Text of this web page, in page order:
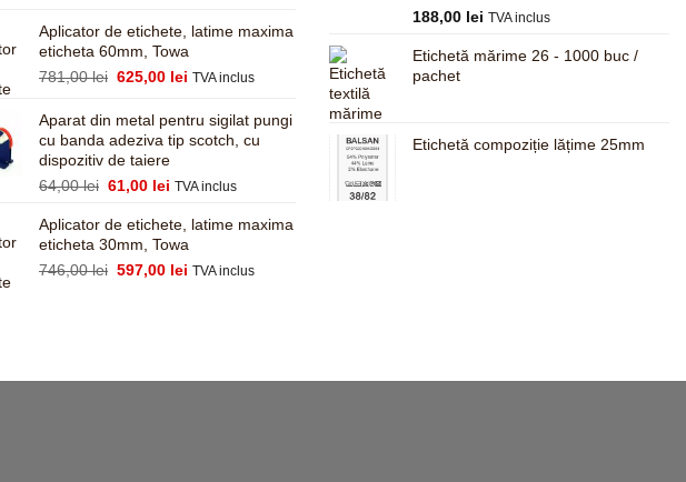
a
fost:
855,00 lei.
este:
680,00 lei.
Aplicator de etichete, latime maxima
eticheta 60mm, Towa
781,00lei Prețul
a
fost:
781,00 lei.
625,00 lei Prețul
este:
625,00 lei.
TVA inclus
Aparat din metal pentru sigilat pungi
cu banda adeziva tip scotch, cu
dispozitiv de taiere
64,00lei Prețul
a
fost:
64,00 lei.
61,00 lei Prețul
este:
61,00 lei.
TVA inclus
Aplicator de etichete, latime maxima
eticheta 30mm, Towa
746,00lei Prețul
597,00 lei Prețul
TVA inclus
Evaluat la
188,00 lei TVA inclus
Etichetă mărime 26 - 1000 buc /
pachet
Etichetă compoziție lățime 25mm